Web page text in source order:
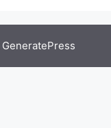
GeneratePress